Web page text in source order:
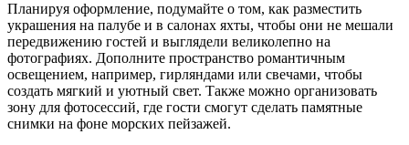
Планируя оформление, подумайте о том, как разместить
украшения на палубе и в салонах яхты, чтобы они не мешали
передвижению гостей и выглядели великолепно на
фотографиях. Дополните пространство романтичным
освещением, например, гирляндами или свечами, чтобы
создать мягкий и уютный свет. Также можно организовать
зону для фотосессий, где гости смогут сделать памятные
снимки на фоне морских пейзажей.